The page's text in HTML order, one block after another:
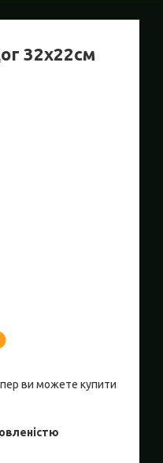
32х22см
ви можете купити